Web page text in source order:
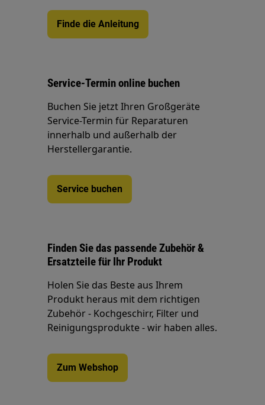
Finde die Anleitung
Service-Termin online buchen
Buchen Sie jetzt Ihren Großgeräte
Service-Termin für Reparaturen
innerhalb und außerhalb der
Herstellergarantie.
Service buchen
Finden Sie das passende Zubehör &
Ersatzteile für Ihr Produkt
Holen Sie das Beste aus Ihrem
Produkt heraus mit dem richtigen
Zubehör - Kochgeschirr, Filter und
Reinigungsprodukte - wir haben alles.
Zum Webshop